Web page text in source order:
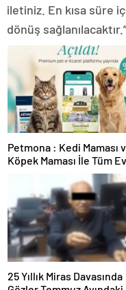
iletiniz. En kısa süre
dönüş sağlanılacaktır.”
Petmona : Kedi Maması
Köpek Maması İle Tüm
25 Yıllık Miras Davasında